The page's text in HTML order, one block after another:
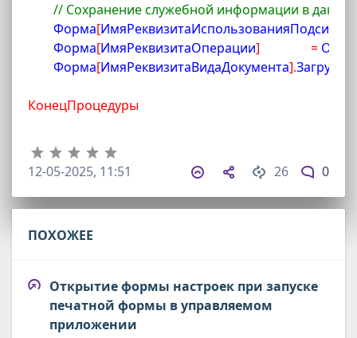
// Сохранение служебной информации в
	Форма
[
	Форма
[ИмяРеквизитаОперации] =
	Форма
[ИмяРеквизитаВидаДокумента].
КонецПроцедуры
26 0
12-05-2025, 11:51
ПОХОЖЕЕ
Открытие формы настроек при запуске
печатной формы в управляемом
приложении